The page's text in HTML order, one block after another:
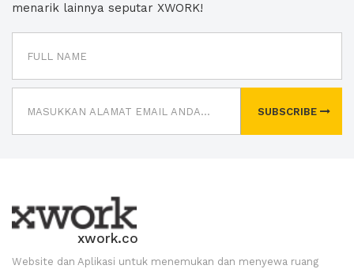
menarik lainnya seputar XWORK!
SUBSCRIBE
xwork.co
Website dan Aplikasi untuk menemukan dan menyewa ruang